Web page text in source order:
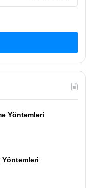
Yöntemleri
Yöntemleri